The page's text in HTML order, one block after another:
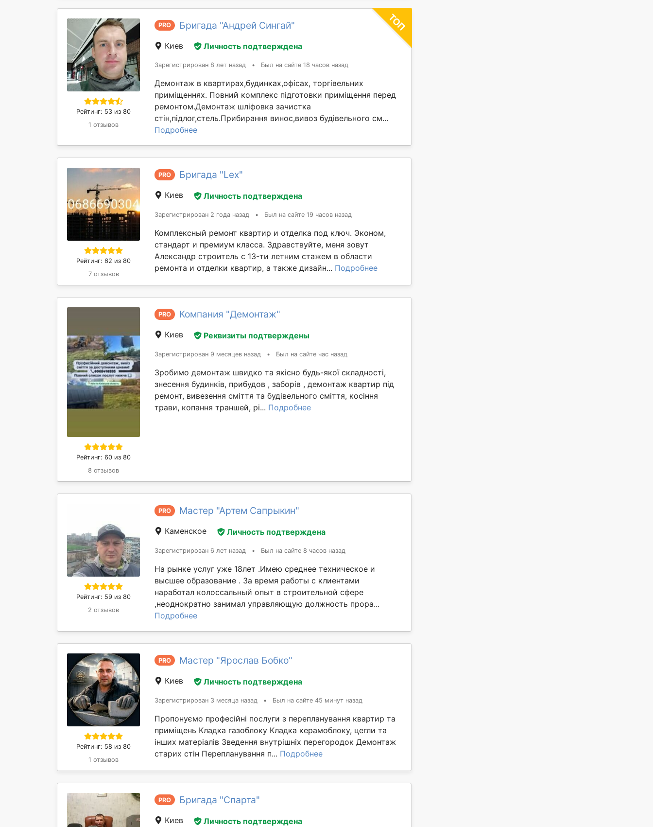
Рейтинг: 53 из 80
1 отзывов
PRO Бригада "Андрей Сингай"
Киев Личность подтверждена
Зарегистрирован 8 лет назад • Был на сайте 18 часов назад
Демонтаж в квартирах,будинках,офісах, торгівельних
приміщеннях. Повний комплекс підготовки приміщення перед
ремонтом.Демонтаж шліфовка зачистка
стін,підлог,стель.Прибирання винос,вивоз будівельного см...
Подробнее
Рейтинг: 62 из 80
7 отзывов
PRO Бригада "Lex"
Киев Личность подтверждена
Зарегистрирован 2 года назад • Был на сайте 19 часов назад
Комплексный ремонт квартир и отделка под ключ. Эконом,
стандарт и премиум класса. Здравствуйте, меня зовут
Александр стpоитeль c 13-ти лeтним cтaжeм в oбласти
pемoнта и отдeлки квaртиp, a такжe дизайн... Подробнее
Рейтинг: 60 из 80
8 отзывов
PRO Компания "Демонтаж"
Киев Реквизиты подтверждены
Зарегистрирован 9 месяцев назад • Был на сайте час назад
Зробимо демонтаж швидко та якісно будь-якої складності,
знесення будинків, прибудов , заборів , демонтаж квартир під
ремонт, вивезення сміття та будівельного сміття, косіння
трави, копання траншей, рі... Подробнее
Рейтинг: 59 из 80
2 отзывов
PRO Мастер "Артем Сапрыкин"
Каменское Личность подтверждена
Зарегистрирован 6 лет назад • Был на сайте 8 часов назад
На рынке услуг уже 18лет .Имею среднее техническое и
высшее образование . За время работы с клиентами
наработал колоссальный опыт в строительной сфере
,неоднократно занимал управляющую должность прора...
Подробнее
Рейтинг: 58 из 80
1 отзывов
PRO Мастер "Ярослав Бобко"
Киев Личность подтверждена
Зарегистрирован 3 месяца назад • Был на сайте 45 минут назад
Пропонуємо професійні послуги з перепланування квартир та
приміщень Кладка газоблоку Кладка керамоблоку, цегли та
інших матеріалів Зведення внутрішніх перегородок Демонтаж
старих стін Перепланування п... Подробнее
PRO Бригада "Спарта"
Киев Личность подтверждена